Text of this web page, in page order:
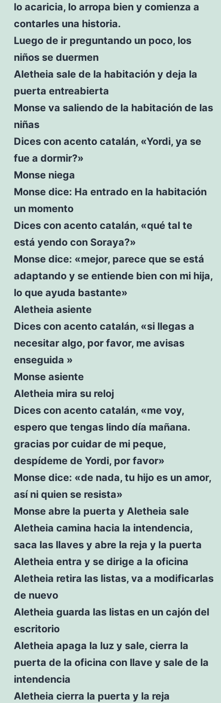
lo acaricia, lo arropa bien y comienza a
contarles una historia.
Luego de ir preguntando un poco, los
niños se duermen
Aletheia sale de la habitación y deja la
puerta entreabierta
Monse va saliendo de la habitación de las
niñas
Dices con acento catalán, «Yordi, ya se
fue a dormir?»
Monse niega
Monse dice: Ha entrado en la habitación
un momento
Dices con acento catalán, «qué tal te
está yendo con Soraya?»
Monse dice: «mejor, parece que se está
adaptando y se entiende bien con mi hija,
lo que ayuda bastante»
Aletheia asiente
Dices con acento catalán, «si llegas a
necesitar algo, por favor, me avisas
enseguida »
Monse asiente
Aletheia mira su reloj
Dices con acento catalán, «me voy,
espero que tengas lindo día mañana.
gracias por cuidar de mi peque,
despídeme de Yordi, por favor»
Monse dice: «de nada, tu hijo es un amor,
así ni quien se resista»
Monse abre la puerta y Aletheia sale
Aletheia camina hacia la intendencia,
saca las llaves y abre la reja y la puerta
Aletheia entra y se dirige a la oficina
Aletheia retira las listas, va a modificarlas
de nuevo
Aletheia guarda las listas en un cajón del
escritorio
Aletheia apaga la luz y sale, cierra la
puerta de la oficina con llave y sale de la
intendencia
Aletheia cierra la puerta y la reja